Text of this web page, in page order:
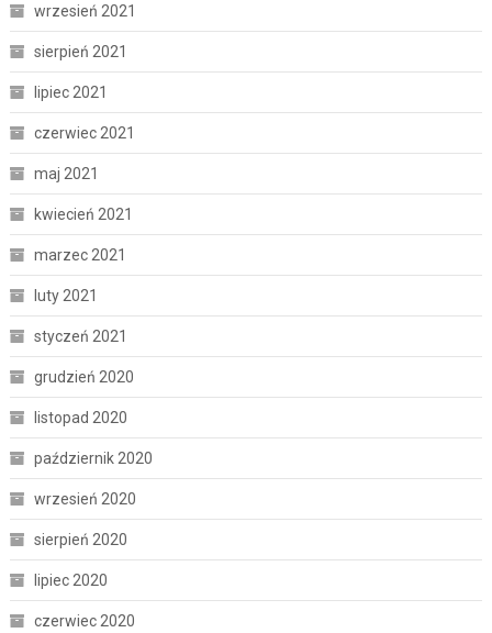
wrzesień 2021
sierpień 2021
lipiec 2021
czerwiec 2021
maj 2021
kwiecień 2021
marzec 2021
luty 2021
styczeń 2021
grudzień 2020
listopad 2020
październik 2020
wrzesień 2020
sierpień 2020
lipiec 2020
czerwiec 2020